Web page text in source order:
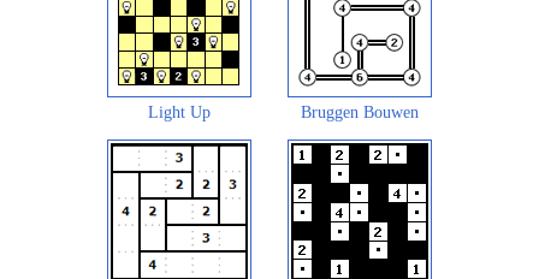
Light Up Bruggen Bouwen